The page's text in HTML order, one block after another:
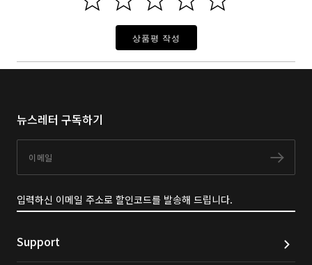
상품평 작성
뉴스레터 구독하기
구독
입력하신 이메일 주소로 할인코드를 발송해 드립니다.
Support